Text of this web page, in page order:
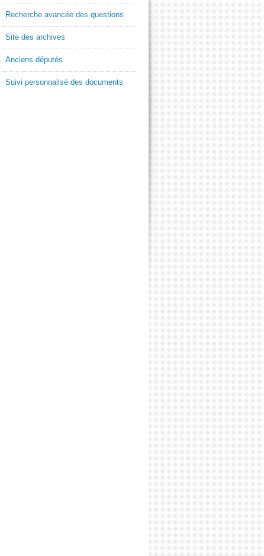
Recherche avancée des questions
Site des archives
Anciens députés
Suivi personnalisé des documents